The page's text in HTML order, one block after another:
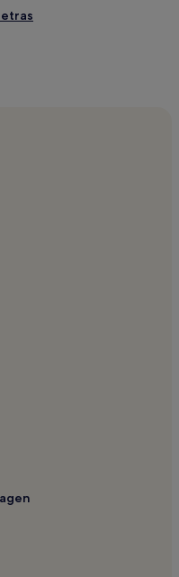
Bornemisza